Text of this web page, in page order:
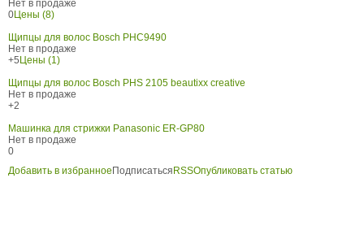
Нет в продаже
0Цены (8)
Щипцы для волос Bosch PHC9490
Нет в продаже
+5 Цены (1)
Щипцы для волос Bosch PHS 2105 beautixx creative
Нет в продаже
+2
Машинка для стрижки Panasonic ER-GP80
Нет в продаже
0
Добавить в избранное Подписаться RSSОпубликовать статью